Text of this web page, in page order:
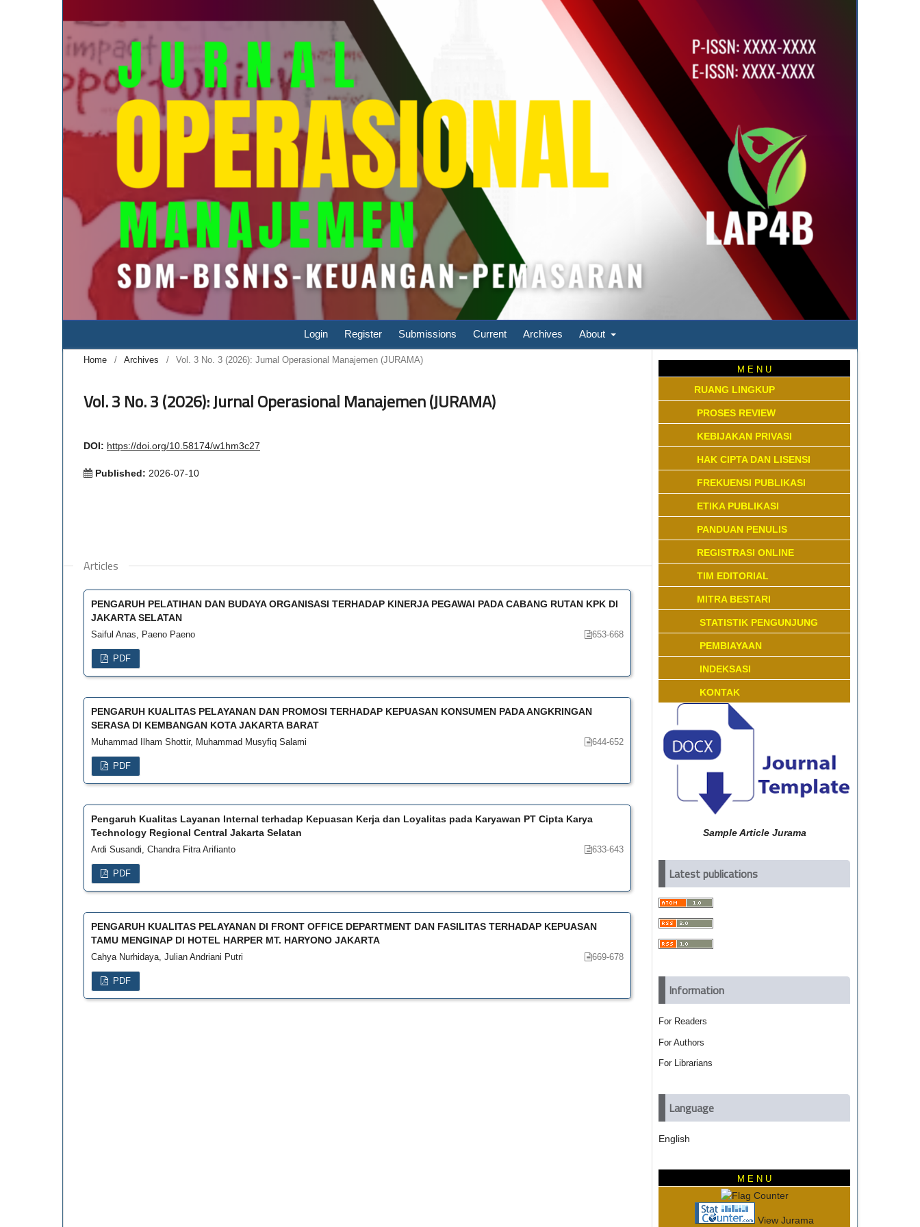
Login Register Submissions Current Archives About
Home / Archives / Vol. 3 No. 3 (2026): Jurnal Operasional Manajemen (JURAMA)
Vol. 3 No. 3 (2026): Jurnal Operasional Manajemen (JURAMA)
DOI: https://doi.org/10.58174/w1hm3c27
Published: 2026-07-10
Articles
PENGARUH PELATIHAN DAN BUDAYA ORGANISASI TERHADAP KINERJA PEGAWAI PADA CABANG RUTAN KPK DI
JAKARTA SELATAN
Saiful Anas, Paeno Paeno 653-668
PDF
PENGARUH KUALITAS PELAYANAN DAN PROMOSI TERHADAP KEPUASAN KONSUMEN PADA ANGKRINGAN
SERASA DI KEMBANGAN KOTA JAKARTA BARAT
Muhammad Ilham Shottir, Muhammad Musyfiq Salami 644-652
PDF
Pengaruh Kualitas Layanan Internal terhadap Kepuasan Kerja dan Loyalitas pada Karyawan PT Cipta Karya
Technology Regional Central Jakarta Selatan
Ardi Susandi, Chandra Fitra Arifianto 633-643
PDF
PENGARUH KUALITAS PELAYANAN DI FRONT OFFICE DEPARTMENT DAN FASILITAS TERHADAP KEPUASAN
TAMU MENGINAP DI HOTEL HARPER MT. HARYONO JAKARTA
Cahya Nurhidaya, Julian Andriani Putri 669-678
PDF
M E N U
RUANG LINGKUP
PROSES REVIEW
KEBIJAKAN PRIVASI
HAK CIPTA DAN LISENSI
FREKUENSI PUBLIKASI
ETIKA PUBLIKASI
PANDUAN PENULIS
REGISTRASI ONLINE
TIM EDITORIAL
MITRA BESTARI
STATISTIK PENGUNJUNG
PEMBIAYAAN
INDEKSASI
KONTAK
Sample Article Jurama
Latest publications
Information
For Readers
For Authors
For Librarians
Language
English
M E N U
View Jurama